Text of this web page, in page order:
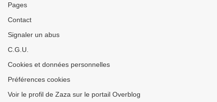
Pages
Contact
Signaler un abus
C.G.U.
Cookies et données personnelles
Préférences cookies
Voir le profil de Zaza sur le portail Overblog